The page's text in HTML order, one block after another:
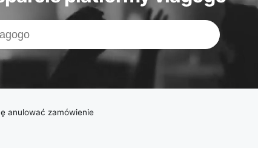
anulować zamówienie